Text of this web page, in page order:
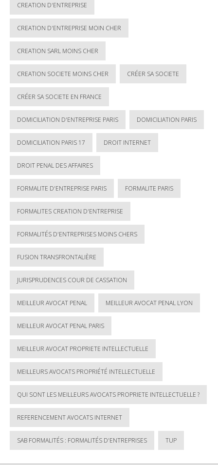
CREATION D'ENTREPRISE
CREATION D'ENTREPRISE MOIN CHER
CREATION SARL MOINS CHER
CREATION SOCIETE MOINS CHER CRÉER SA SOCIETE
CRÉER SA SOCIETE EN FRANCE
DOMICILIATION D'ENTREPRISE PARIS DOMICILIATION PARIS
DOMICILIATION PARIS 17 DROIT INTERNET
DROIT PENAL DES AFFAIRES
FORMALITE D'ENTREPRISE PARIS FORMALITE PARIS
FORMALITES CREATION D'ENTREPRISE
FORMALITÉS D'ENTREPRISES MOINS CHERS
FUSION TRANSFRONTALIÈRE
JURISPRUDENCES COUR DE CASSATION
MEILLEUR AVOCAT PENAL MEILLEUR AVOCAT PENAL LYON
MEILLEUR AVOCAT PENAL PARIS
MEILLEUR AVOCAT PROPRIETE INTELLECTUELLE
MEILLEURS AVOCATS PROPRIÉTÉ INTELLECTUELLE
QUI SONT LES MEILLEURS AVOCATS PROPRIETE INTELLECTUELLE ?
REFERENCEMENT AVOCATS INTERNET
SAB FORMALITÉS : FORMALITÉS D'ENTREPRISES TUP